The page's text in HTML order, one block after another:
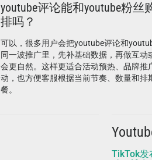
youtube评论能和youtube粉丝
排吗？
可以，很多用户会把youtube评论和
同一波推广里，先补基础数据，再做互动
会更自然。这样更适合活动预热、品牌推
动，也方便客服根据当前节奏、数量和排
餐。
TikTok发